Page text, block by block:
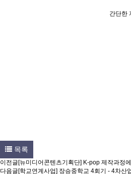
간단한
목록
이전글[뉴미디어콘텐츠기획단] K-pop 제작과정
다음글[학교연계사업] 장승중학교 4회기 - 4차산